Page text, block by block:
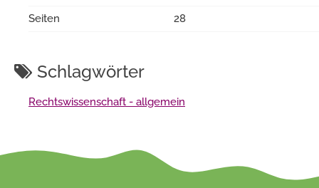
Seiten
28
Schlagwörter
Rechtswissenschaft - allgemein